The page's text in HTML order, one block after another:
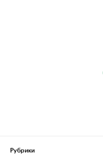
Рубрики